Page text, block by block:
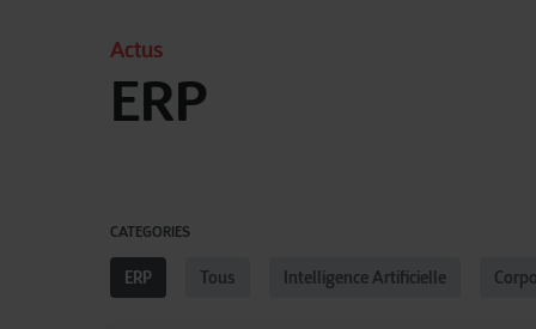
Actus
ERP
CATEGORIES
ERP Tous Intelligence Artificielle